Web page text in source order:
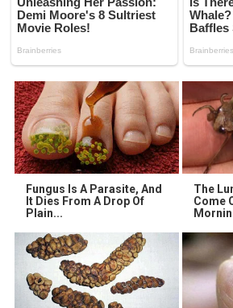
Fungus Is A Parasite, And
It Dies From A Drop Of
Plain...
The
Come